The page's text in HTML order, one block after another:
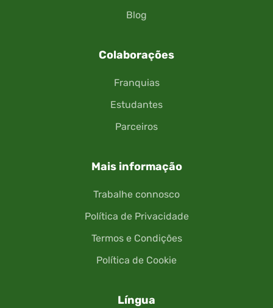
Blog
Colaborações
Franquias
Estudantes
Parceiros
Mais informação
Trabalhe connosco
Política de Privacidade
Termos e Condições
Política de Cookie
Língua